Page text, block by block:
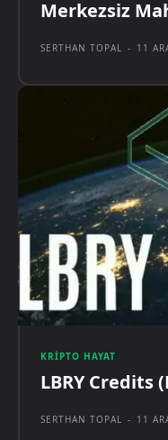
Merkezsiz
SERTHAN TOPAL - 11
KRIPTO HAYAT
LBRY Credits
SERTHAN TOPAL - 11